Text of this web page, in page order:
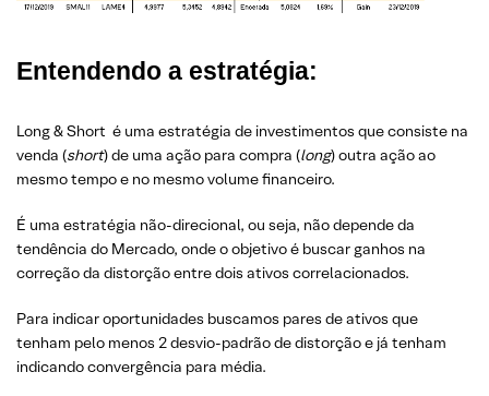
Entendendo a estratégia:
Long & Short é uma estratégia de investimentos que consiste na
venda (short) de uma ação para compra (long) outra ação ao
mesmo tempo e no mesmo volume financeiro.
É uma estratégia não-direcional, ou seja, não depende da
tendência do Mercado, onde o objetivo é buscar ganhos na
correção da distorção entre dois ativos correlacionados.
Para indicar oportunidades buscamos pares de ativos que
tenham pelo menos 2 desvio-padrão de distorção e já tenham
indicando convergência para média.